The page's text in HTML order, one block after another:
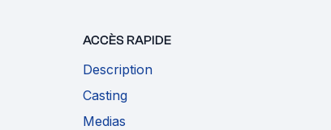
ACCÈS RAPIDE
Description
Casting
Medias